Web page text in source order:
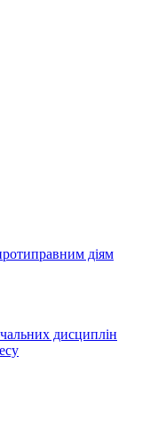
діям
дисциплін